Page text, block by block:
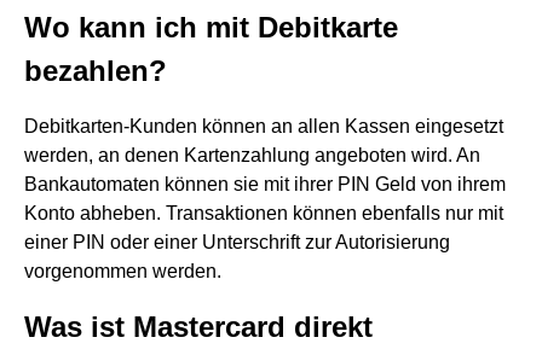
Wo kann ich mit Debitkarte
bezahlen?
Debitkarten-Kunden können an allen Kassen eingesetzt
werden, an denen Kartenzahlung angeboten wird. An
Bankautomaten können sie mit ihrer PIN Geld von ihrem
Konto abheben. Transaktionen können ebenfalls nur mit
einer PIN oder einer Unterschrift zur Autorisierung
vorgenommen werden.
Was ist Mastercard direkt